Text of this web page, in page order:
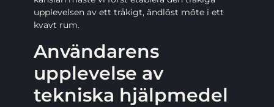
upplevelsen av ett tråkigt, ändlöst möte i ett
kvavt rum.
Användarens
upplevelse av
tekniska hjälpmedel